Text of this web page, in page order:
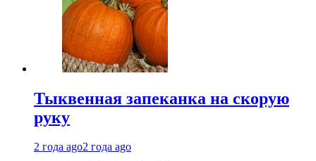
Тыквенная запеканка на скорую
руку
2 года ago2 года ago